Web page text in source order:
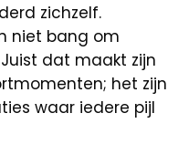
zichzelf.
niet bang om
dat maakt zijn
het zijn
waar iedere pijl